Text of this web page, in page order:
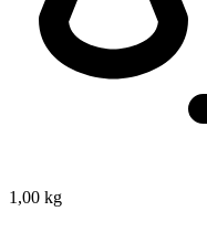
1,00 kg